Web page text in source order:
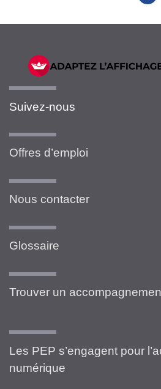
Suivez-nous
Offres d’emploi
Nous contacter
Glossaire
Trouver un
Les PEP s’engagent pour
numérique